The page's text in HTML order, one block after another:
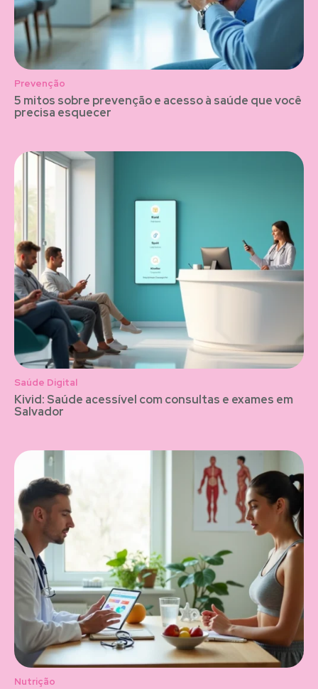
Prevenção
5 mitos sobre prevenção e acesso à saúde que você
precisa esquecer
Saúde Digital
Kivid: Saúde acessível com consultas e exames em
Salvador
Nutrição